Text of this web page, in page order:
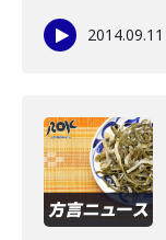
2014.09.11